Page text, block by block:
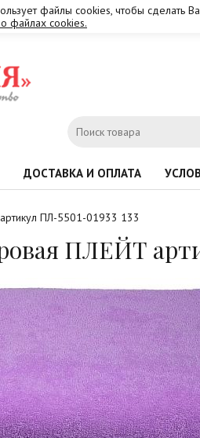
файлы cookies, чтобы сделать
файлах cookies.
ДОСТАВКА И ОПЛАТА
ПЛ-5501-01933 133
ПЛЕЙТ